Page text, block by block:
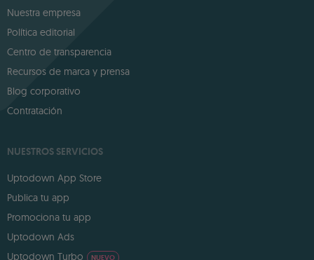
Nuestra empresa
Política editorial
Centro de transparencia
Recursos de marca y prensa
Blog corporativo
Contratación
NUESTROS SERVICIOS
Uptodown App Store
Publica tu app
Promociona tu app
Uptodown Ads
Uptodown Turbo
NUEVO